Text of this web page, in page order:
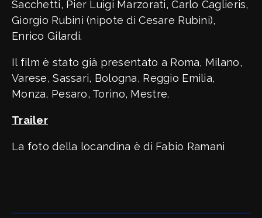
Sacchetti, Pier Luigi Marzorati, Carlo Caglieris,
Giorgio Rubini (nipote di Cesare Rubini),
Enrico Gilardi.
Il film è stato già presentato a Roma, Milano,
Varese, Sassari, Bologna, Reggio Emilia,
Monza, Pesaro, Torino, Mestre.
Trailer
La foto della locandina è di Fabio Ramani